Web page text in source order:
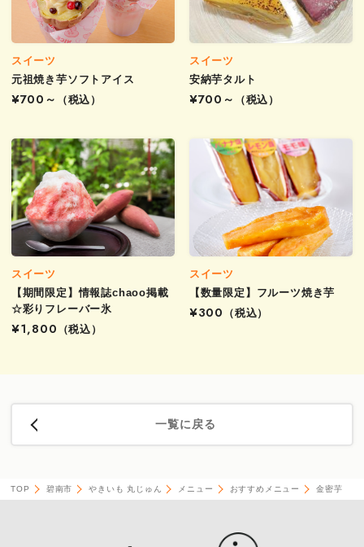
スイーツ
元祖焼き芋ソフトアイス
¥700～
（税込）
スイーツ
安納芋タルト
¥700～
（税込）
スイーツ
【期間限定】情報誌chaoo掲載
☆彩りフレーバー氷
¥1,800
（税込）
スイーツ
【数量限定】フルーツ焼き芋
¥300
（税込）
一覧に戻る
TOP 碧南市 やきいも 丸じゅん メニュー おすすめメニュー 金密芋